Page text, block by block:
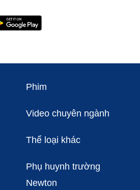
Phim
Video chuyên ngành
Thể loại khác
Phụ huynh trường
Newton